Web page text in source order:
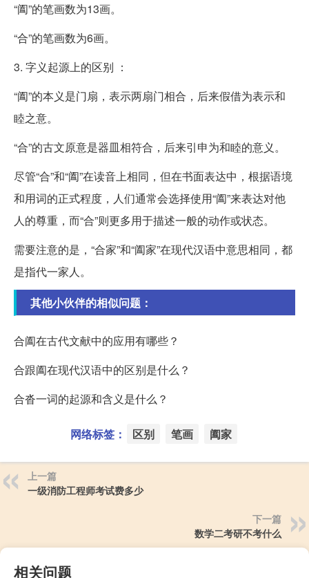
“阖”的笔画数为13画。
“合”的笔画数为6画。
3. 字义起源上的区别 ：
“阖”的本义是门扇，表示两扇门相合，后来假借为表示和
睦之意。
“合”的古文原意是器皿相符合，后来引申为和睦的意义。
尽管“合”和“阖”在读音上相同，但在书面表达中，根据语境
和用词的正式程度，人们通常会选择使用“阖”来表达对他
人的尊重，而“合”则更多用于描述一般的动作或状态。
需要注意的是，“合家”和“阖家”在现代汉语中意思相同，都
是指代一家人。
其他小伙伴的相似问题：
合阖在古代文献中的应用有哪些？
合跟阖在现代汉语中的区别是什么？
合沓一词的起源和含义是什么？
网络标签： 区别 笔画 阖家
上一篇
一级消防工程师考试费多少
下一篇
数学二考研不考什么
相关问题